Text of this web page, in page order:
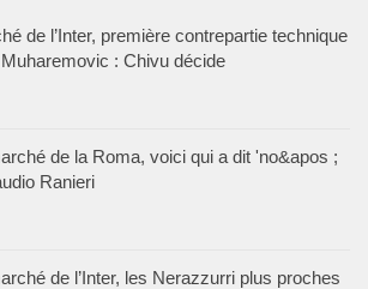
de l’Inter, première contrepartie technique
: Chivu décide
de la Roma, voici qui a dit 'no&apos ;
Ranieri
de l’Inter, les Nerazzurri plus proches